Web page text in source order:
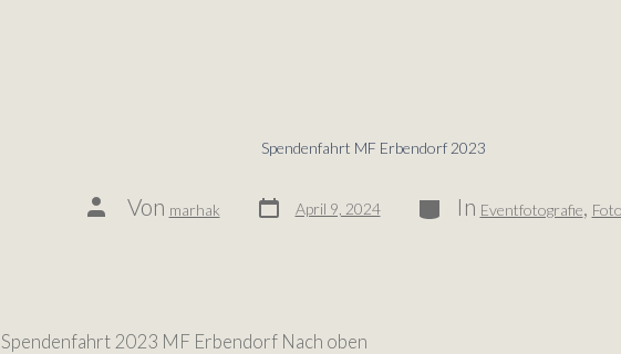
Spendenfahrt MF Erbendorf 2023
Von marhak April 9, 2024 In Eventfotografie,
Spendenfahrt 2023 MF Erbendorf Nach oben